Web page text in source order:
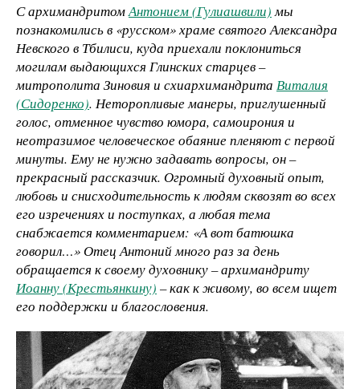
С архимандритомАнтонием (Гулиашвили)мы
познакомились в «русском» храме святого Александра
Невского в Тбилиси, куда приехали поклониться
могилам выдающихся Глинских старцев –
митрополита Зиновия и схиархимандрита Виталия
(Сидоренко). Неторопливые манеры, приглушенный
голос, отменное чувство юмора, самоирония и
неотразимое человеческое обаяние пленяют с первой
минуты. Ему не нужно задавать вопросы, он –
прекрасный рассказчик. Огромный духовный опыт,
любовь и снисходительность к людям сквозят во всех
его изречениях и поступках, а любая тема
снабжается комментарием: «А вот батюшка
говорил…» Отец Антоний много раз за день
обращается к своему духовнику – архимандриту
Иоанну (Крестьянкину) – как к живому, во всем ищет
его поддержки и благословения.